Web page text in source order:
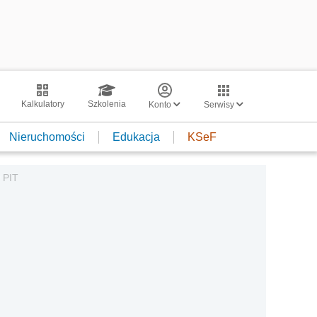
Kalkulatory Szkolenia Konto Serwisy
Nieruchomości Edukacja KSeF
PIT